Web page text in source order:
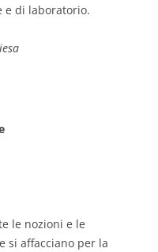
e di laboratorio.
le nozioni e le
si affacciano per la